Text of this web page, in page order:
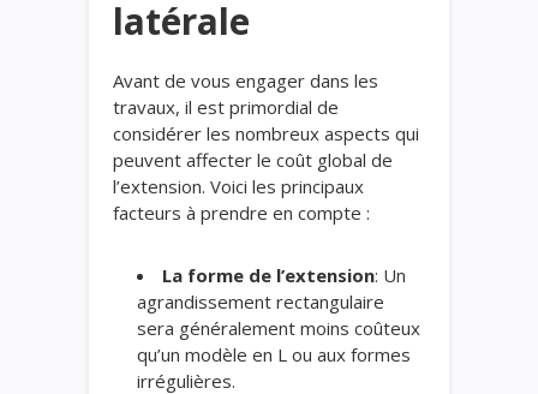
latérale
Avant de vous engager dans les
travaux, il est primordial de
considérer les nombreux aspects qui
peuvent affecter le coût global de
l’extension. Voici les principaux
facteurs à prendre en compte :
La forme de l’extension: Un
agrandissement rectangulaire
sera généralement moins coûteux
qu’un modèle en L ou aux formes
irrégulières.